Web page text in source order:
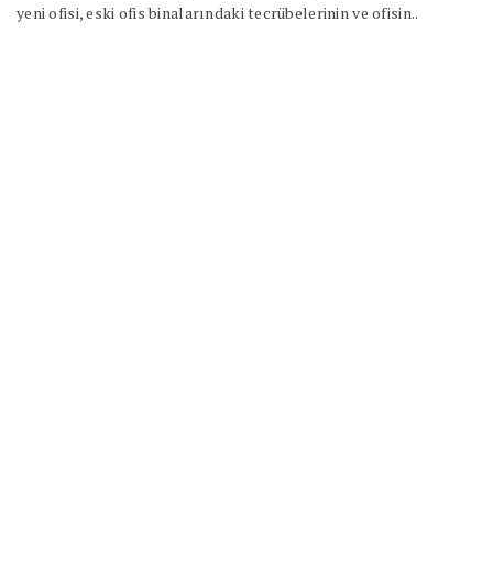
yeni ofisi, eski ofis binalarındaki tecrübelerinin ve ofisin..